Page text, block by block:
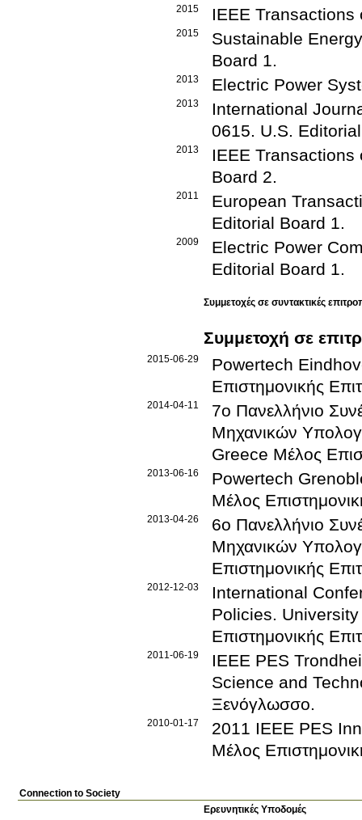
2015 IEEE Transactions
2015
Sustainable
Board 1.
2013 Electric Power
2013
International
0615. U.S.
2013
IEEE
Board 2.
2011
European
Editorial Board 1.
2009
Electric Power
Editorial Board 1.
Συμμετοχές σε συντακτικές
Συμμετοχή σε
2015-06-29
Powertech
Επιστημονικής
2014-04-11
7ο Πανελλήνιο
Μηχανικών
Greece Μέλος
2013-06-16
Powertech
Μέλος
2013-04-26
6ο Πανελλήνιο
Μηχανικών
Επιστημονικής
2012-12-03
International
Policies.
Επιστημονικής
2011-06-19
IEEE PES
Science and
Ξενόγλωσσο.
2010-01-17
2011 IEEE PES
Μέλος
Connection to Society
Ερευνητικές Υποδομές